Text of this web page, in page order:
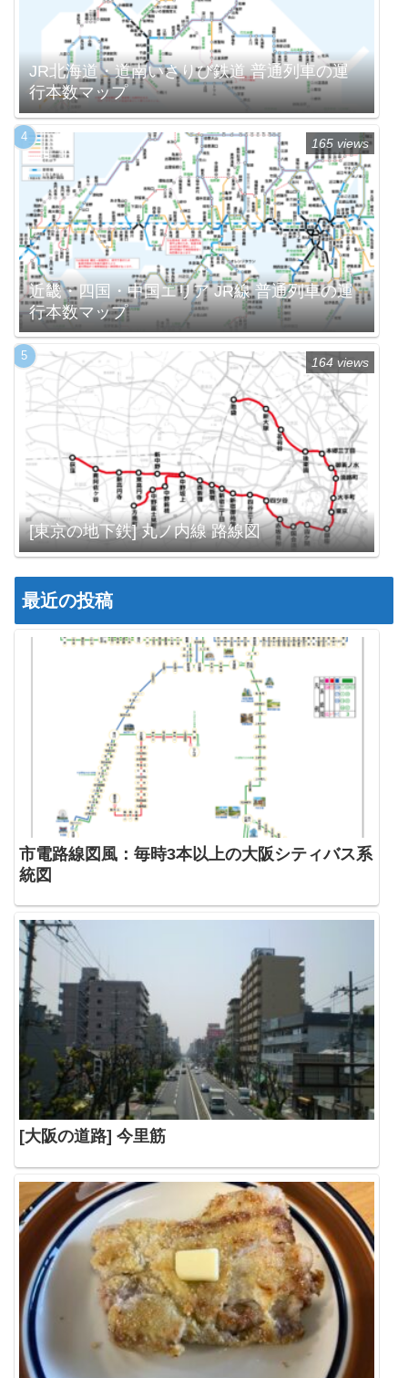
JR北海道・道南いさりび鉄道 普通列車の運
行本数マップ
近畿・四国・中国エリア JR線 普通列車の運
行本数マップ
165 views
[東京の地下鉄] 丸ノ内線 路線図
164 views
最近の投稿
市電路線図風：毎時3本以上の大阪シティバス系
統図
[大阪の道路] 今里筋